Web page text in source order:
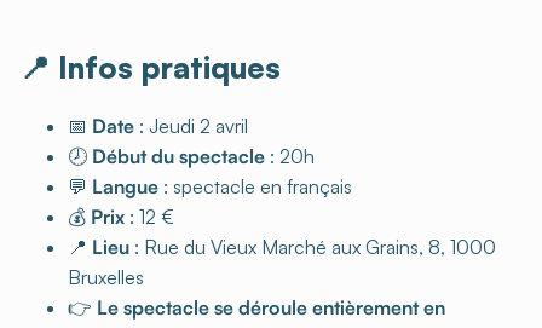
📍 Infos pratiques
📅 Date : Jeudi 2 avril
🕗 Début du spectacle : 20h
💬 Langue : spectacle en français
💰 Prix : 12 €
📍 Lieu : Rue du Vieux Marché aux Grains, 8, 1000
Bruxelles
👉 Le spectacle se déroule entièrement en